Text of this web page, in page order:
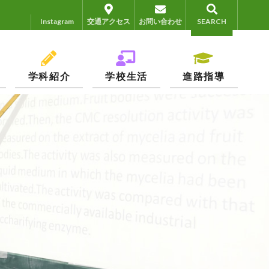
Instagram 交通アクセス お問い合わせ SEARCH
学科紹介 学校生活 進路指導
Instagram